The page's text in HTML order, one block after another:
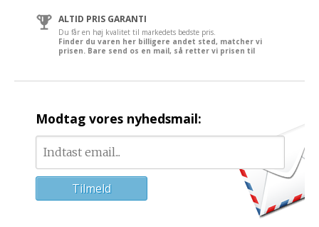
ALTID PRIS GARANTI
Du får en høj kvalitet til markedets bedste pris.
Finder du varen her billigere andet sted, matcher vi
prisen. Bare send os en mail, så retter vi prisen til
Modtag vores nyhedsmail: